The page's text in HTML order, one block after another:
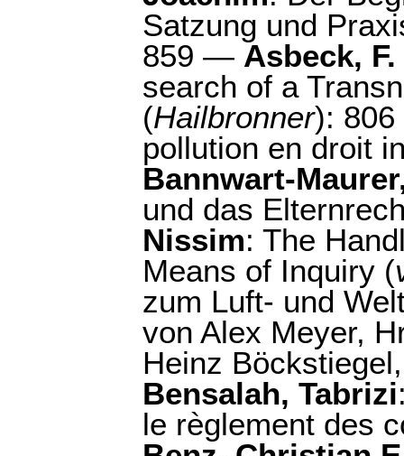
Satzung und
859 — Asbeck,
search of a
(Hailbronner):
pollution en droit
Bannwart-
und das
Nissim: The
Means of Inquiry (
zum Luft- und
von Alex Meyer,
Heinz
Bensalah, Tabrizi
le règlement des